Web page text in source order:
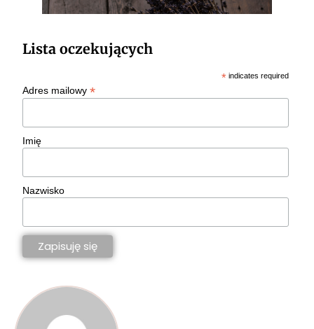
Lista oczekujących
* indicates required
Adres mailowy*
Imię
Nazwisko